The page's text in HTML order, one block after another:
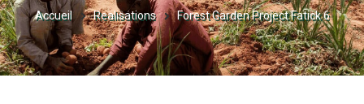
FIL
D'ARIANE
Accueil Realisations Forest Garden Project Fatick 6